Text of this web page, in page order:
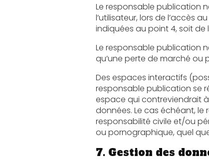
Le responsable publication ne
l’utilisateur, lors de l’accès au site, et
indiquées au point 4, soit de
Le responsable publication ne
qu’une perte de marché ou
Des espaces interactifs (possibilité de
responsable publication se réserve le droit de
espace qui contreviendrait à la législation
données. Le cas échéant, le responsable publication
responsabilité civile et/ou pénale de l’utilisateur, notamment en cas de
7. Gestion des